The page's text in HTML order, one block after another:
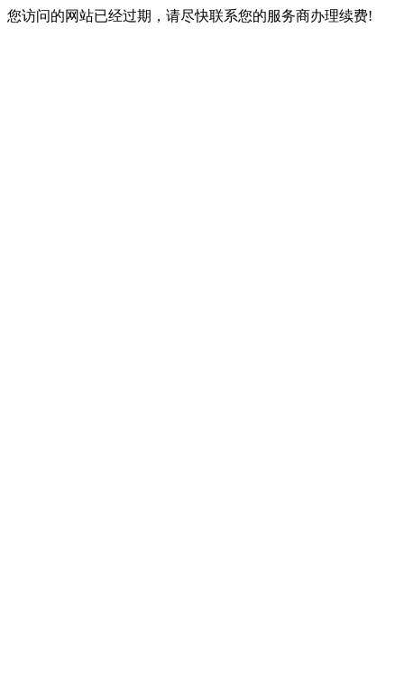
您访问的网站已经过期，请尽快联系您的服务商办理续费!